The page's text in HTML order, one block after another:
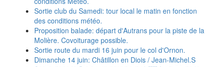
Sortie club du Samedi: tour local le matin en fonction
des conditions météo.
Proposition balade: départ d'Autrans pour la piste de la
Molière. Covoiturage possible.
Sortie route du mardi 16 juin pour le col d'Ornon.
Dimanche 14 juin: Châtillon en Diois / Jean-Michel.S